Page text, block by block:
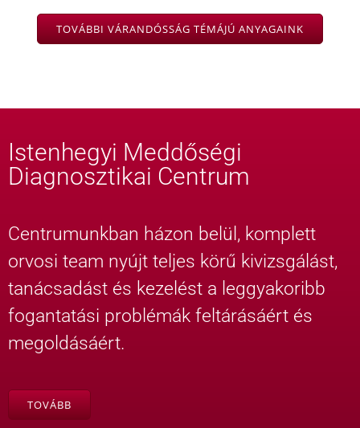
TOVÁBBI VÁRANDÓSSÁG TÉMÁJÚ ANYAGAINK
Istenhegyi Meddőségi
Diagnosztikai Centrum
Centrumunkban házon belül, komplett
orvosi team nyújt teljes körű kivizsgálást,
tanácsadást és kezelést a leggyakoribb
fogantatási problémák feltárásáért és
megoldásáért.
TOVÁBB